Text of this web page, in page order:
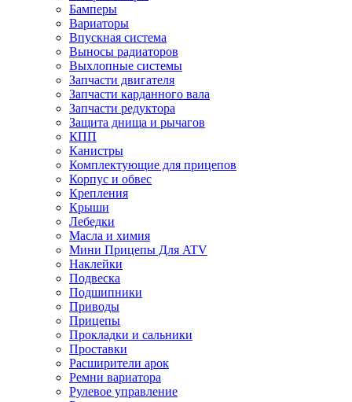
Бамперы
Вариаторы
Впускная система
Выносы радиаторов
Выхлопные системы
Запчасти двигателя
Запчасти карданного вала
Запчасти редуктора
Защита днища и рычагов
КПП
Канистры
Комплектующие для прицепов
Корпус и обвес
Крепления
Крыши
Лебедки
Масла и химия
Мини Прицепы Для ATV
Наклейки
Подвеска
Подшипники
Приводы
Прицепы
Прокладки и сальники
Проставки
Расширители арок
Ремни вариатора
Рулевое управление